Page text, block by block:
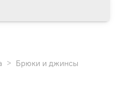
Брюки и джинсы